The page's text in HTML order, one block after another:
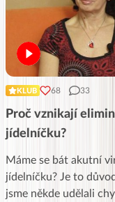
KLUB 68 33
Proč vznikají
jídelníčku?
Máme se bát akutní
jídelníčku? Je to
jsme někde udělali